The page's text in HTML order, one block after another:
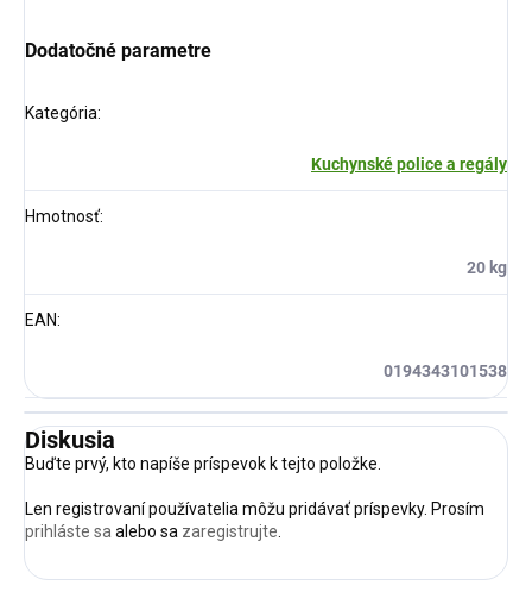
Dodatočné parametre
Kategória:
Kuchynské police a regály
Hmotnosť:
20 kg
EAN:
0194343101538
Diskusia
Buďte prvý, kto napíše príspevok k tejto položke.
Len registrovaní používatelia môžu pridávať príspevky. Prosím
prihláste sa alebo sa zaregistrujte